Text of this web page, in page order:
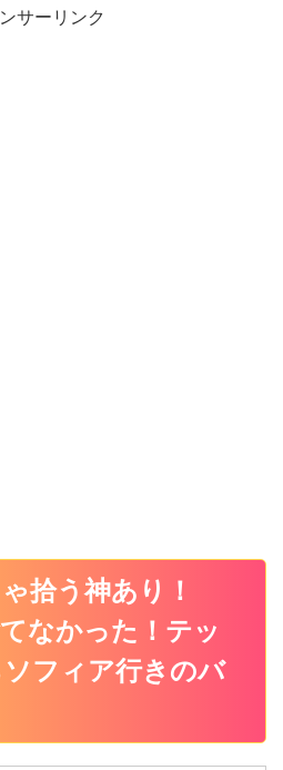
サーリンク
拾う神あり！
なかった！テッ
フィア行きのバ